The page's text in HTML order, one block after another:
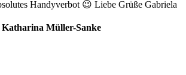
Handyverbot 😉 Liebe Grüße Gabriela
Müller-Sanke